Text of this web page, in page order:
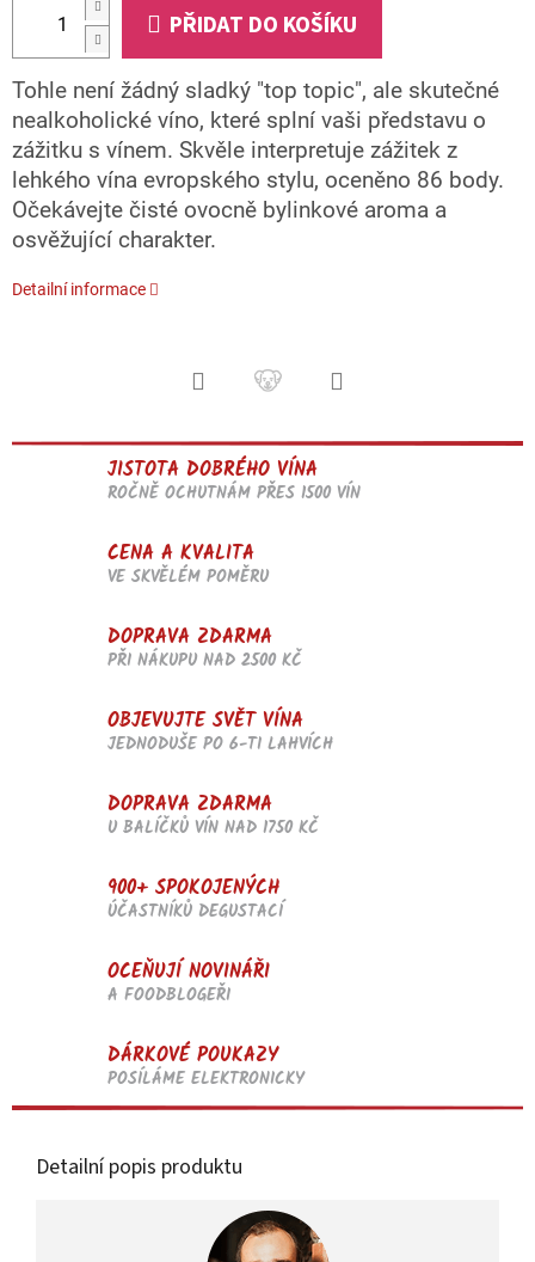
PŘIDAT DO KOŠÍKU
Tohle není žádný sladký "top topic", ale skutečné
nealkoholické víno, které splní vaši představu o
zážitku s vínem. Skvěle interpretuje zážitek z
lehkého vína evropského stylu, oceněno 86 body.
Očekávejte čisté ovocně bylinkové aroma a
osvěžující charakter.
Detailní informace
JISTOTA DOBRÉHO VÍNA
ROČNĚ OCHUTNÁM PŘES 1500 VÍN
CENA A KVALITA
VE SKVĚLÉM POMĚRU
DOPRAVA ZDARMA
PŘI NÁKUPU NAD 2500 KČ
OBJEVUJTE SVĚT VÍNA
JEDNODUŠE PO 6-TI LAHVÍCH
DOPRAVA ZDARMA
U BALÍČKŮ VÍN NAD 1750 KČ
900+ SPOKOJENÝCH
ÚČASTNÍKŮ DEGUSTACÍ
OCEŇUJÍ NOVINÁŘI
A FOODBLOGEŘI
DÁRKOVÉ POUKAZY
POSÍLÁME ELEKTRONICKY
Detailní popis produktu